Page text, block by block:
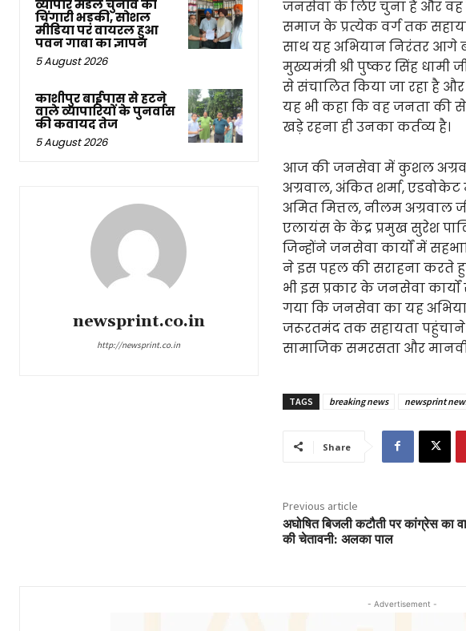
व्यापार मंडल चुनाव की
चिंगारी भड़की, सोशल
मीडिया पर वायरल हुआ
पवन गाबा का ज्ञापन
5 August 2026
काशीपुर बाईपास से हटने
वाले व्यापारियों के पुनर्वास
की कवायद तेज
5 August 2026
newsprint.co.in
http://newsprint.co.in
जनसेवा के लिए चुना है और वह
समाज के प्रत्येक वर्ग तक
साथ यह अभियान निरंतर आगे
मुख्यमंत्री श्री पुष्कर सिंह
से संचालित किया जा रहा है और
यह भी कहा कि वह जनता की
खड़े रहना ही उनका कर्तव्य है।
आज की जनसेवा में कुशल
अग्रवाल, अंकित शर्मा, एडवोकेट
अमित मित्तल, नीलम अग्रवाल
एलायंस के केंद्र प्रमुख सुरेश
जिन्होंने जनसेवा कार्यों में
ने इस पहल की सराहना करते
भी इस प्रकार के जनसेवा
गया कि जनसेवा का यह
जरूरतमंद तक सहायता पहुंचाने
सामाजिक समरसता और
TAGS breaking news newsprint
Share
Previous article
अघोषित बिजली कटौती पर कांग्रेस का
की चेतावनी: अलका पाल
- Advertisement -